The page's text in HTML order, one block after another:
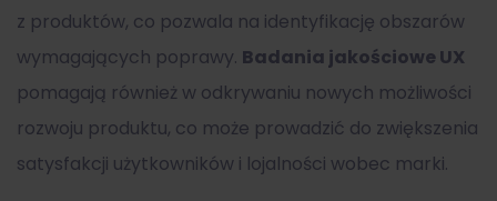
z produktów, co pozwala na identyfikację obszarów
wymagających poprawy. Badania jakościowe UX
pomagają również w odkrywaniu nowych możliwości
rozwoju produktu, co może prowadzić do zwiększenia
satysfakcji użytkowników i lojalności wobec marki.